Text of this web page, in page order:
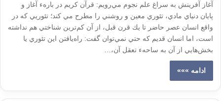
آغاز آفرينش به سراغ علم نجوم مي‌رويم: قرآن كريم در بارهء آغاز و
پايان دنياي مادي، تئوري معين و روشني را مطرح مي كند؛ تئوريي كه در
واقع انسان عصر حاضر تا يك قرن قبل، از آن كم‌ترين شناختي هم نداشته
است، اما انسان قديم كه حتي نمي‌توان گفت: راه‌يافتن اين تئوري يا
بخش‌هايي از آن به ساحهء تعقل آن،…
ادامه »»»